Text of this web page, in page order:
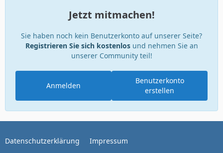
Jetzt mitmachen!
Sie haben noch kein Benutzerkonto auf unserer Seite?
Registrieren Sie sich kostenlosund nehmen Sie an
unserer Community teil!
Benutzerkonto
erstellen
Anmelden
Datenschutzerklärung Impressum